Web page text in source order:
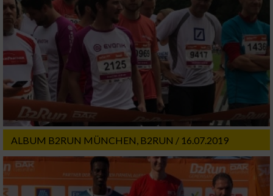
ALBUM B2RUN MÜNCHEN, B2RUN / 16.07.2019
Speichern von oder Zugriff auf Informationen
auf einem Endgerät
Verwendung reduzierter Daten zur Auswahl
von Werbeanzeigen
Erstellung von Profilen für personalisierte
Werbung
Verwendung von Profilen zur Auswahl
personalisierter Werbung
Erstellung von Profilen zur Personalisierung
von Inhalten